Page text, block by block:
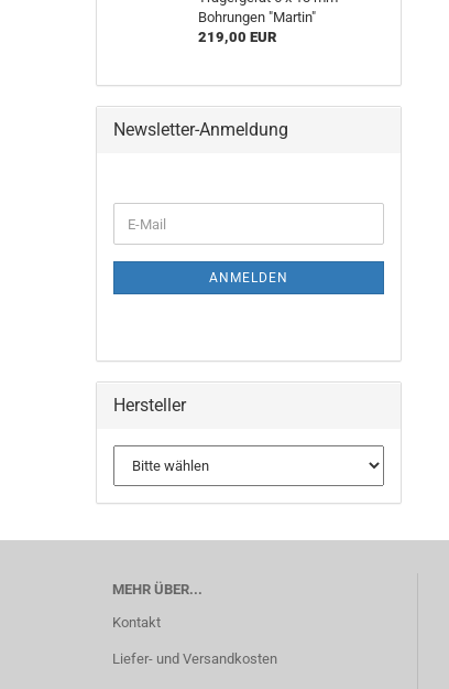
Bohrungen "Martin"
219,00 EUR
Newsletter-Anmeldung
ANMELDEN
Hersteller
MEHR ÜBER...
Kontakt
Liefer- und Versandkosten